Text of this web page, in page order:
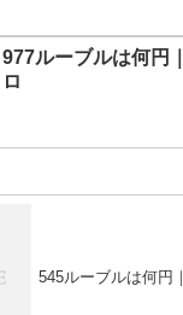
977ルーブルは何円
ロ
545ルーブルは何円